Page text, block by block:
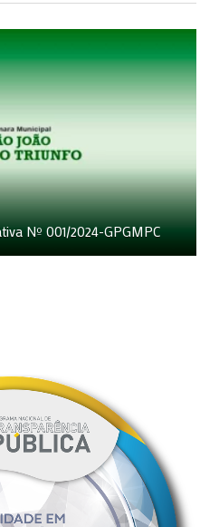
Nº 001/2024-GPGMPC